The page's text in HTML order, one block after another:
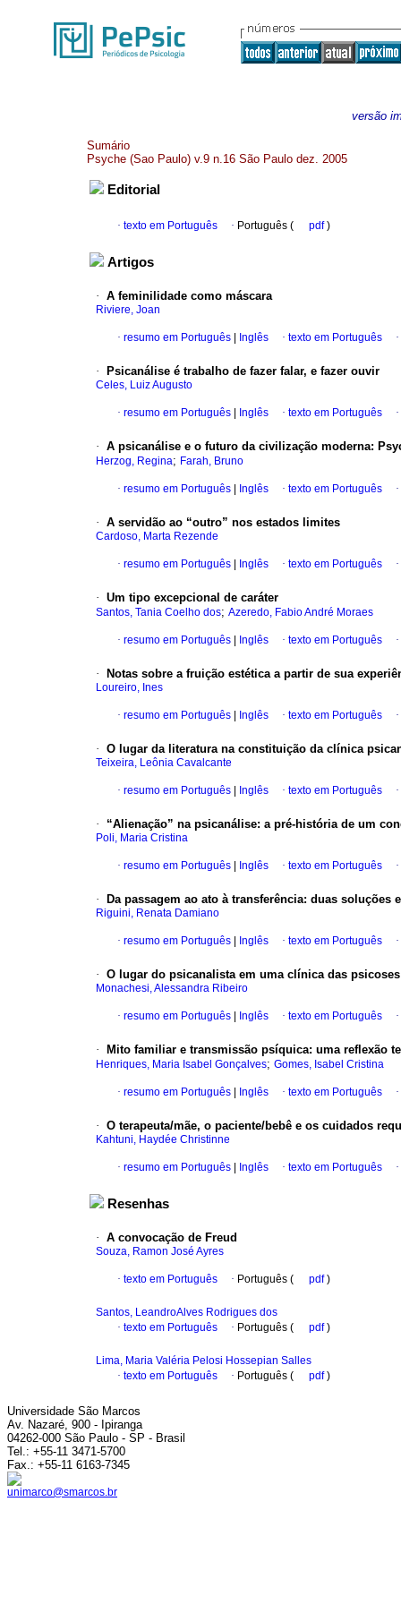
versão
Sumário
Psyche (Sao Paulo) v.9 n.16 São Paulo dez. 2005
Editorial
· texto em Português · Português ( pdf)
Artigos
· A feminilidade como máscara
Riviere, Joan
· resumo em Português Inglês · texto em Português ·
· Psicanálise é trabalho de fazer falar, e fazer ouvir
Celes, Luiz Augusto
· resumo em Português Inglês · texto em Português ·
· A psicanálise e o futuro da civilização moderna:
Herzog, Regina; Farah, Bruno
· resumo em Português Inglês · texto em Português ·
· A servidão ao “outro” nos estados limites
Cardoso, Marta Rezende
· resumo em Português Inglês · texto em Português ·
· Um tipo excepcional de caráter
Santos, Tania Coelho dos; Azeredo, Fabio André Moraes
· resumo em Português Inglês · texto em Português ·
· Notas sobre a fruição estética a partir de sua
Loureiro, Ines
· resumo em Português Inglês · texto em Português ·
· O lugar da literatura na constituição da clínica
Teixeira, Leônia Cavalcante
· resumo em Português Inglês · texto em Português ·
· “Alienação” na psicanálise: a pré-história de um
Poli, Maria Cristina
· resumo em Português Inglês · texto em Português ·
· Da passagem ao ato à transferência: duas soluções
Riguini, Renata Damiano
· resumo em Português Inglês · texto em Português ·
· O lugar do psicanalista em uma clínica das psicoses
Monachesi, Alessandra Ribeiro
· resumo em Português Inglês · texto em Português ·
· Mito familiar e transmissão psíquica: uma reflexão
Henriques, Maria Isabel Gonçalves; Gomes, Isabel Cristina
· resumo em Português Inglês · texto em Português ·
· O terapeuta/mãe, o paciente/bebê e os cuidados
Kahtuni, Haydée Christinne
· resumo em Português Inglês · texto em Português ·
Resenhas
· A convocação de Freud
Souza, Ramon José Ayres
· texto em Português · Português ( pdf)
Santos, LeandroAlves Rodrigues dos
· texto em Português · Português ( pdf)
Lima, Maria Valéria Pelosi Hossepian Salles
· texto em Português · Português ( pdf)
Universidade São Marcos
Av. Nazaré, 900 - Ipiranga
04262-000 São Paulo - SP - Brasil
Tel.: +55-11 3471-5700
Fax.: +55-11 6163-7345
unimarco@smarcos.br